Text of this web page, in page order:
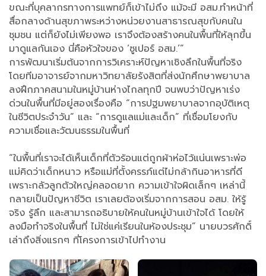
ขณะที่บุคลากรทางการแพทย์ก็เข้าไม่ถึง แม้จะมี อสม.ทำหน้าที่
สื่อกลางด้านสุขภาพระหว่างหน่วยงานสาธารณสุขกับคนใน
ชุมชน แต่ก็ยังไม่เพียงพอ เราจึงต้องสร้างคนในพื้นที่ให้ลุกขึ้น
มาดูแลกันเอง นี่คือหัวใจของ ‘ซูเปอร์ อสม.’”
การพัฒนาเริ่มต้นจากการวิเคราะห์ปัญหาเชิงลึกในพื้นที่จริง
โดยทีมอาจารย์จากมหาวิทยาลัยรังสิตที่ส่งนักศึกษาพยาบาล
ลงฝึกภาคสนามในหมู่บ้านห่างไกลทุกปี จนพบว่าปัญหาเร่ง
ด่วนในพื้นที่มีอยู่สองเรื่องคือ “การปฐมพยาบาลจากอุบัติเหตุ
ในชีวิตประจำวัน” และ “การดูแลแม่และเด็ก” ที่เชื่อมโยงกับ
ความเชื่อและวัฒนธรรมในพื้นที่
“ในพื้นที่เราจะได้เห็นเด็กที่ตัวร้อนแต่ถูกผ้าห่อไว้แน่นเพราะพ่อ
แม่คิดว่าเด็กหนาว หรือแม่ที่ตั้งครรภ์แต่ไม่กล้ากินอาหารที่ดี
เพราะกลัวลูกตัวใหญ่คลอดยาก ความเข้าใจผิดเล็กๆ เหล่านี้
กลายเป็นปัญหาชีวิต เราเลยต้องเริ่มจากการสอน อสม. ให้รู้
จริง รู้ลึก และสามารถอธิบายให้คนในหมู่บ้านเข้าใจได้ โดยให้
ลงมือทำจริงในพื้นที่ ไม่ใช่แค่เรียนในห้องประชุม” นายบวรศักดิ์
เล่าถึงสิ่งแรกๆ ที่โครงการเข้าไปทำงาน